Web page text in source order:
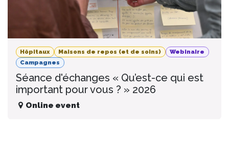
Hôpitaux Maisons de repos (et de soins)
Webinaire
Campagnes
Séance d'échanges « Qu’est-ce qui est
important pour vous ? » 2026
Online event